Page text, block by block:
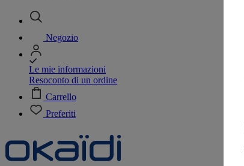
Negozio
Le mie informazioni
Resoconto di un ordine
Carrello
Preferiti